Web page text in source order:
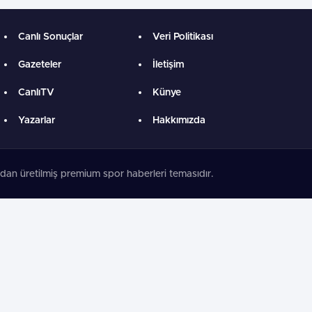
Canlı Sonuçlar
Gazeteler
CanlıTV
Yazarlar
Veri Politikası
İletişim
Künye
Hakkımızda
üretilmiş premium spor haberleri temasıdır.